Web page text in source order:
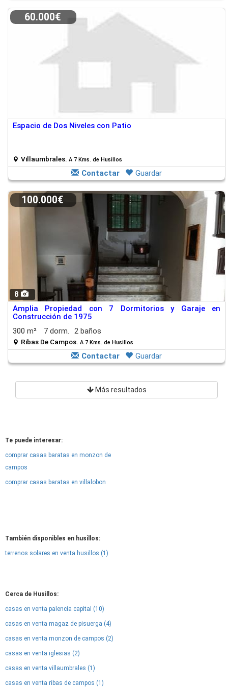
60.000€
Espacio de Dos Niveles con Patio
Villaumbrales. A 7 Kms. de Husillos
Contactar Guardar
8
100.000€
Amplia Propiedad con 7 Dormitorios y Garaje en
Construcción de 1975
300 m²
7 dorm. 2 baños
Ribas De Campos. A 7 Kms. de Husillos
Contactar Guardar
Más resultados
Te puede interesar:
comprar casas baratas en monzon de
campos
comprar casas baratas en villalobon
También disponibles en husillos:
terrenos solares en venta husillos (1)
Cerca de Husillos:
casas en venta palencia capital (10)
casas en venta magaz de pisuerga (4)
casas en venta monzon de campos (2)
casas en venta iglesias (2)
casas en venta villaumbrales (1)
casas en venta ribas de campos (1)